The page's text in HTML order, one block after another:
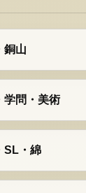
銅山
学問・美術
SL・綿